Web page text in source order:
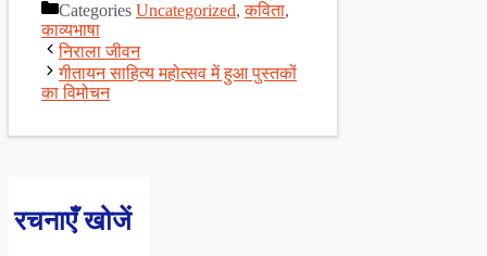
ShareCategories Uncategorized,कविता,
काव्यभाषा
निराला जीवन
गीतायन साहित्य महोत्सव में हुआ पुस्तकों
का विमोचन
रचनाएँ खोजें